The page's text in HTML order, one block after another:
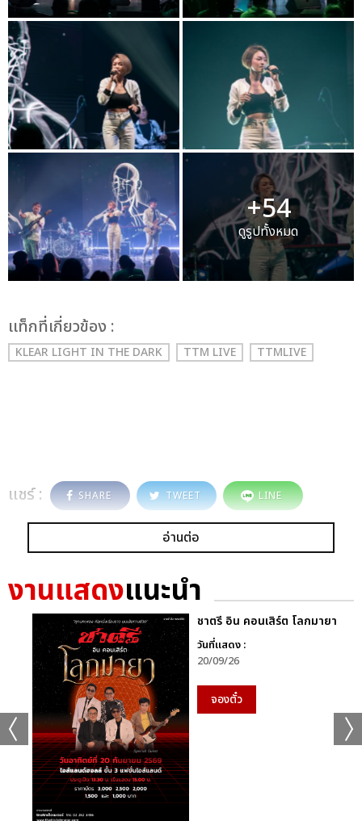
+54
ดูรูปทั้งหมด
เเท็กที่เกี่ยวข้อง :
KLEAR LIGHT IN THE DARK TTM LIVE TTMLIVE
แชร์ : SHARE TWEET LINE
อ่านต่อ
งานแสดงแนะนำ
ชาตรี อิน คอนเสิร์ต โลกมายา
วันที่แสดง :
20/09/26
จองตั๋ว